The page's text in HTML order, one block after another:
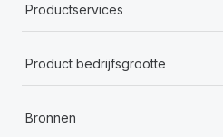
Productservices
Product bedrijfsgrootte
Bronnen